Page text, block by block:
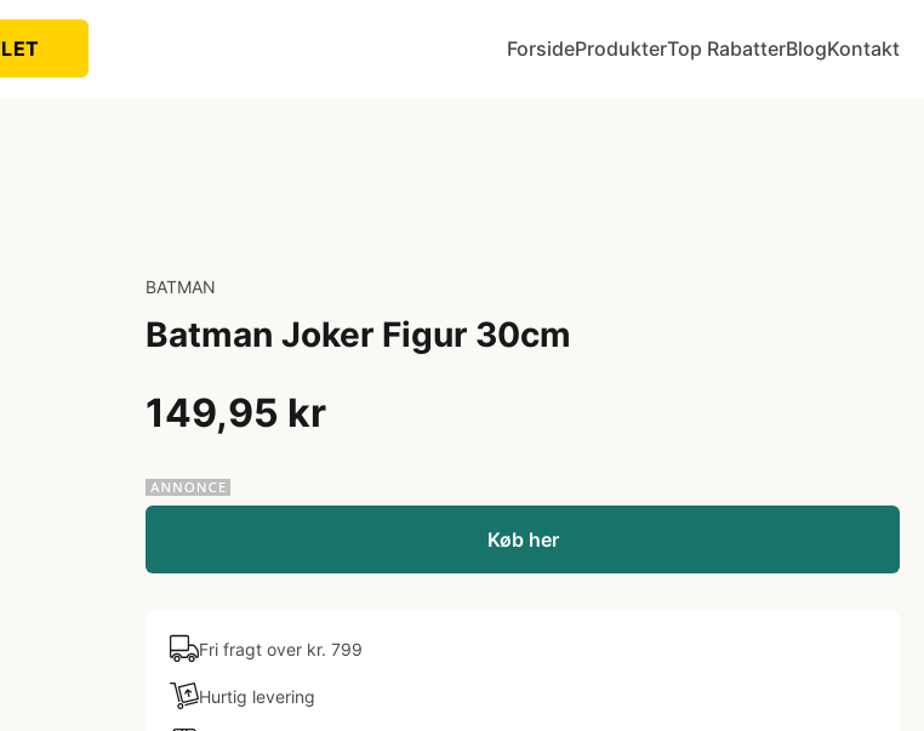
ForsideProdukterTop RabatterBlogKontakt
BATMAN
Batman Joker Figur 30cm
149,95 kr
Køb her
Fri fragt over kr. 799
Hurtig levering